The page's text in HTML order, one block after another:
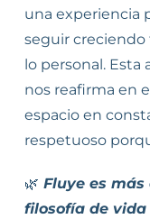
una experiencia
seguir
lo personal.
nos reafirma en
espacio en
respetuoso
🌿 Fluye es
filosofía de